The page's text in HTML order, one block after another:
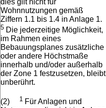
Wohnnutzungen gemäß
Ziffern 1.1 bis 1.4 in Anlage 1.
5 Die jederzeitige Möglichkeit,
im Rahmen eines
Bebauungsplanes zusätzliche
oder andere Höchstmaße
innerhalb und/oder außerhalb
der Zone 1 festzusetzen, bleibt
unberührt.
(2) 1 Für Anlagen und